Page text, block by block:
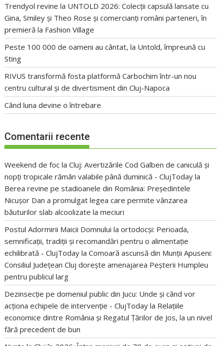
Trendyol revine la UNTOLD 2026: Colecții capsulă lansate cu
Gina, Smiley și Theo Rose și comercianți români parteneri, în
premieră la Fashion Village
Peste 100 000 de oameni au cântat, la Untold, împreună cu
Sting
RIVUS transformă fosta platformă Carbochim într-un nou
centru cultural și de divertisment din Cluj-Napoca
Când luna devine o întrebare
Comentarii recente
Weekend de foc la Cluj: Avertizările Cod Galben de caniculă și
nopți tropicale rămân valabile până duminică - ClujToday la
Berea revine pe stadioanele din România: Președintele
Nicușor Dan a promulgat legea care permite vânzarea
băuturilor slab alcoolizate la meciuri
Postul Adormirii Maicii Domnului la ortodocși: Perioada,
semnificații, tradiții și recomandări pentru o alimentație
echilibrată - ClujToday laComoară ascunsă din Munții Apuseni:
Consiliul Județean Cluj dorește amenajarea Peșterii Humpleu
pentru publicul larg
Dezinsecție pe domeniul public din Jucu: Unde și când vor
acționa echipele de intervenție - ClujToday la Relațiile
economice dintre România și Regatul Țărilor de Jos, la un nivel
fără precedent de bun